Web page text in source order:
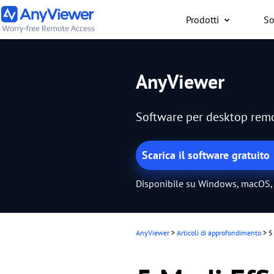
Prodotti
PC/Mac/smartphone,
AnyViewer
Software per desktop
Scarica il software gratuito
Disponibile su Windows,
AnyViewer > Articoli di approfondimento >